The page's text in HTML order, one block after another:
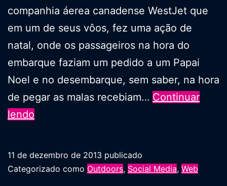
companhia áerea canadense WestJet que
em um de seus vôos, fez uma ação de
natal, onde os passageiros na hora do
embarque faziam um pedido a um Papai
Noel e no desembarque, sem saber, na hora
de pegar as malas recebiam… Continuar
lendo
Natal
11 de dezembro de 2013 publicado
Categorizado como Outdoors, Social Media, Web